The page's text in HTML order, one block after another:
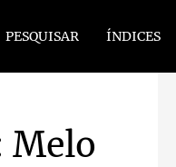
PESQUISAR ÍNDICES
Melo